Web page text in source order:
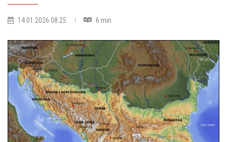
14.01.2026 08:25 6 min